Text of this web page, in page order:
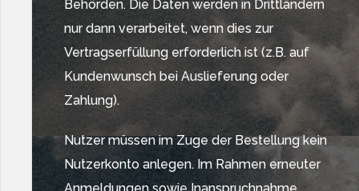
Behörden. Die Daten werden in Drittländern
nur dann verarbeitet, wenn dies zur
Vertragserfüllung erforderlich ist (z.B. auf
Kundenwunsch bei Auslieferung oder
Zahlung).
Nutzer müssen im Zuge der Bestellung kein
Nutzerkonto anlegen. Im Rahmen erneuter